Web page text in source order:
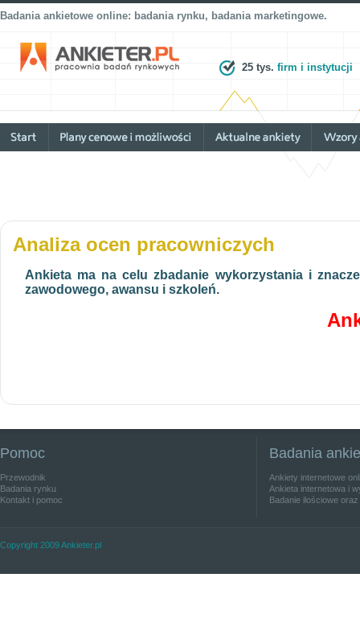
Badania ankietowe online: badania rynku, badania marketingowe.
25 tys. firm i instytucji
Analiza ocen pracowniczych
Ankieta ma na celu zbadanie wykorzystania i
zawodowego, awansu i szkoleń.
Pomoc
Przewodnik
Badania rynku
Kontakt i pomoc
Badania
Ankiety internetowe
Ankieta internetowa i
Badanie ilościowe
Copyright 2009 Ankieter.pl